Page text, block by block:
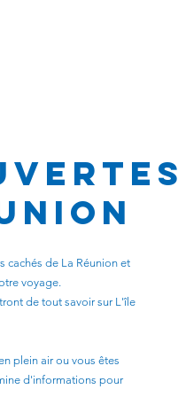
cachés de La Réunion et
voyage.
de tout savoir sur L'île
plein air ou vous êtes
d'informations pour